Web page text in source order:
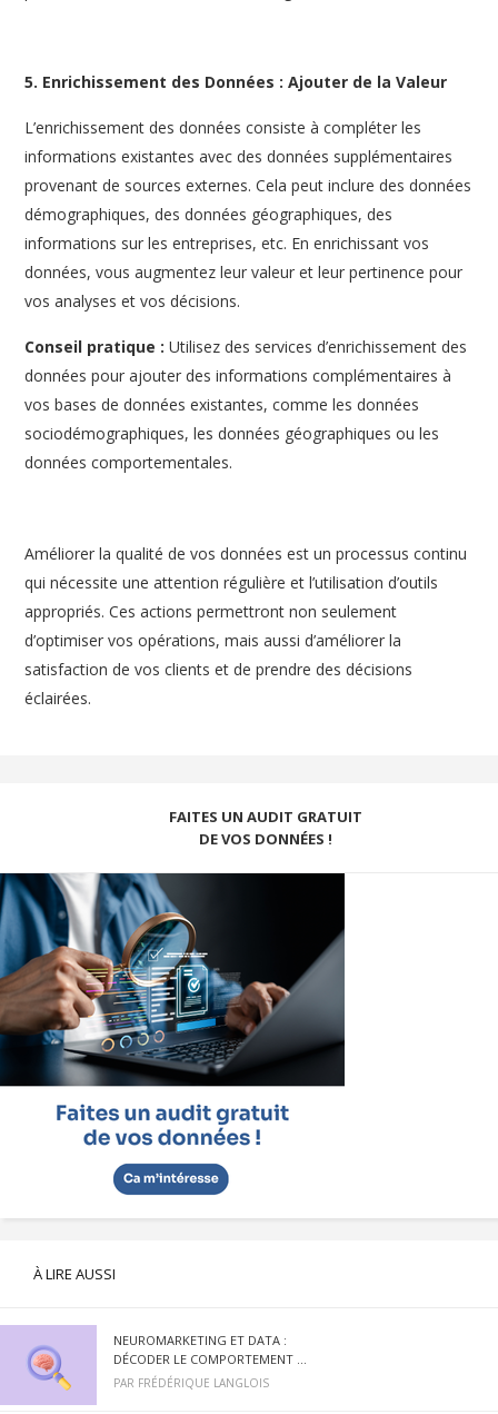
5. Enrichissement des Données : Ajouter de la Valeur
L’enrichissement des données consiste à compléter les
informations existantes avec des données supplémentaires
provenant de sources externes. Cela peut inclure des données
démographiques, des données géographiques, des
informations sur les entreprises, etc. En enrichissant vos
données, vous augmentez leur valeur et leur pertinence pour
vos analyses et vos décisions.
Conseil pratique : Utilisez des services d’enrichissement des
données pour ajouter des informations complémentaires à
vos bases de données existantes, comme les données
sociodémographiques, les données géographiques ou les
données comportementales.
Améliorer la qualité de vos données est un processus continu
qui nécessite une attention régulière et l’utilisation d’outils
appropriés. Ces actions permettront non seulement
d’optimiser vos opérations, mais aussi d’améliorer la
satisfaction de vos clients et de prendre des décisions
éclairées.
FAITES UN AUDIT GRATUIT
DE VOS DONNÉES !
À LIRE AUSSI
NEUROMARKETING ET DATA :
DÉCODER LE COMPORTEMENT ...
PAR FRÉDÉRIQUE LANGLOIS